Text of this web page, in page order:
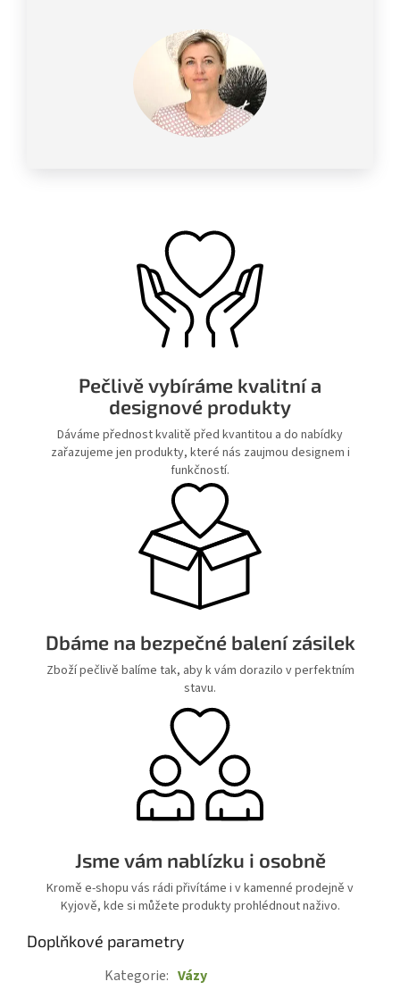
Pečlivě vybíráme kvalitní a
designové produkty
Dáváme přednost kvalitě před kvantitou a do nabídky
zařazujeme jen produkty, které nás zaujmou designem i
funkčností.
Dbáme na bezpečné balení zásilek
Zboží pečlivě balíme tak, aby k vám dorazilo v perfektním
stavu.
Jsme vám nablízku i osobně
Kromě e-shopu vás rádi přivítáme i v kamenné prodejně v
Kyjově, kde si můžete produkty prohlédnout naživo.
Doplňkové parametry
Kategorie: Vázy